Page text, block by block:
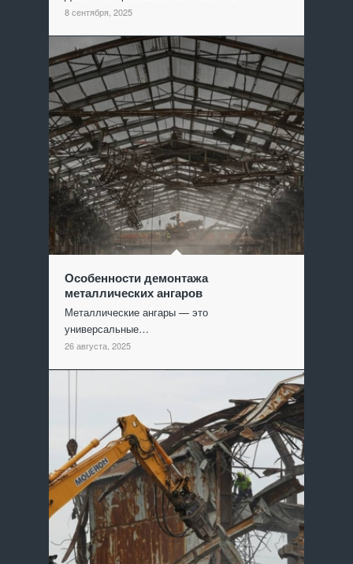
8 сентября, 2025
Особенности демонтажа
металлических ангаров
Металлические ангары — это
универсальные…
26 августа, 2025